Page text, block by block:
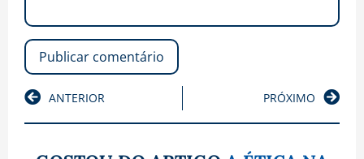
ANTERIOR PRÓXIMO